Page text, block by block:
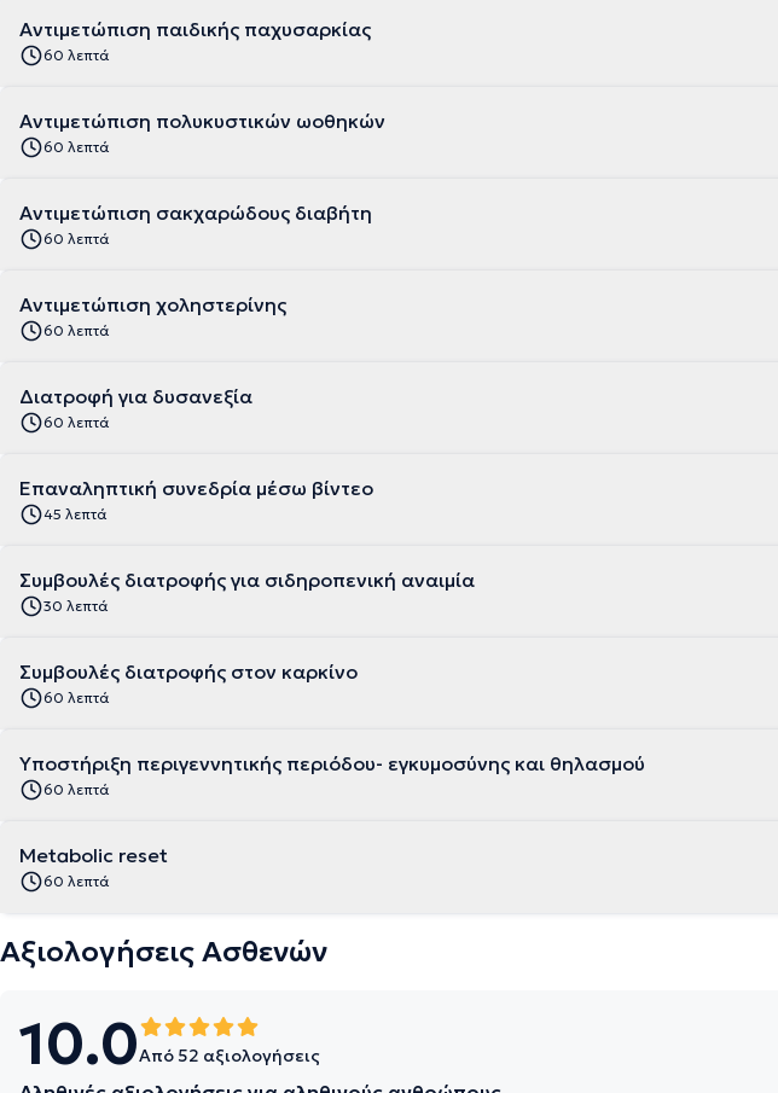
Αντιμετώπιση παιδικής παχυσαρκίας
60 λεπτά
Αντιμετώπιση πολυκυστικών ωοθηκών
60 λεπτά
Αντιμετώπιση σακχαρώδους διαβήτη
60 λεπτά
Αντιμετώπιση χοληστερίνης
60 λεπτά
Διατροφή για δυσανεξία
60 λεπτά
Επαναληπτική συνεδρία μέσω βίντεο
45 λεπτά
Συμβουλές διατροφής για σιδηροπενική αναιμία
30 λεπτά
Συμβουλές διατροφής στον καρκίνο
60 λεπτά
Υποστήριξη περιγεννητικής περιόδου- εγκυμοσύνης και θηλασμού
60 λεπτά
Metabolic reset
60 λεπτά
Αξιολογήσεις Ασθενών
10.0Από 52 αξιολογήσεις